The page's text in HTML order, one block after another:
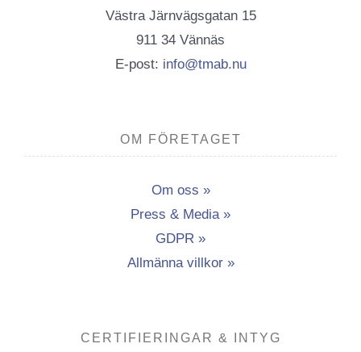
Västra Järnvägsgatan 15
911 34 Vännäs
E-post: info@tmab.nu
OM FÖRETAGET
Om oss »
Press & Media »
GDPR »
Allmänna villkor »
CERTIFIERINGAR & INTYG